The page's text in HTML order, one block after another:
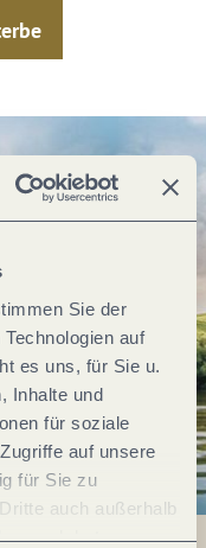
Sie der
auf
es uns, für Sie u.
Inhalte und
für soziale
auf unsere
für Sie zu
auch außerhalb
und dort